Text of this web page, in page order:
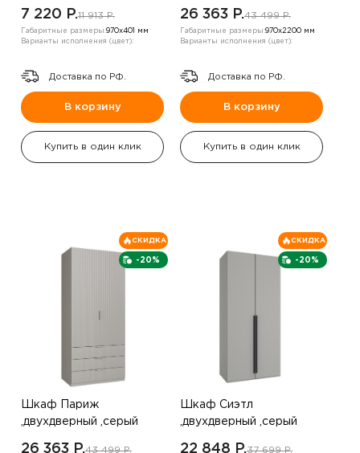
7 220 P.11 913 P.
Габаритные размеры:970х401 мм
Варианты исполнения (цвет):
Доставка по РФ.
В корзину
Купить в один клик
26 363 P.43 499 P.
Габаритные размеры:970х2200 мм
Варианты исполнения (цвет):
Доставка по РФ.
В корзину
Купить в один клик
-20%
СКИДКА
Шкаф Париж
,двухдверный ,серый
26 363 P.43 499 P.
-20%
СКИДКА
Шкаф Сиэтл
,двухдверный ,серый
22 848 P.37 699 P.